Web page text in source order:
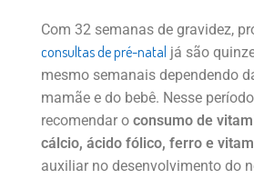
Com 32 semanas de gravidez,
consultas de pré-natal já são
mesmo semanais dependendo
mamãe e do bebê. Nesse
recomendar o consumo de
cálcio, ácido fólico, ferro e
auxiliar no desenvolvimento do